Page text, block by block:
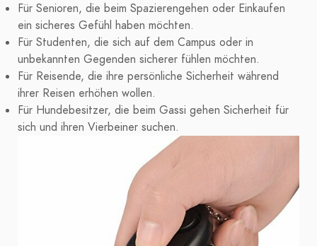
Für Senioren, die beim Spazierengehen oder Einkaufen
ein sicheres Gefühl haben möchten.
Für Studenten, die sich auf dem Campus oder in
unbekannten Gegenden sicherer fühlen möchten.
Für Reisende, die ihre persönliche Sicherheit während
ihrer Reisen erhöhen wollen.
Für Hundebesitzer, die beim Gassi gehen Sicherheit für
sich und ihren Vierbeiner suchen.